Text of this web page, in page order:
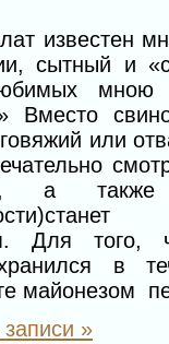
известен
сытный и
мною
Вместо
или
, а
Для того,
в
майонезом
»